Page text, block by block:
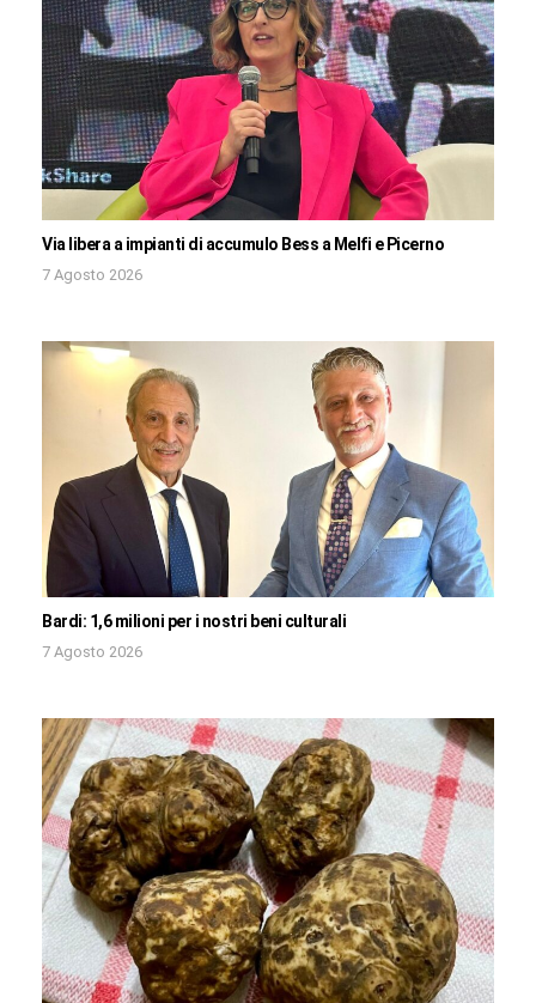
Via libera a impianti di accumulo Bess a Melfi e Picerno
7 Agosto 2026
Bardi: 1,6 milioni per i nostri beni culturali
7 Agosto 2026